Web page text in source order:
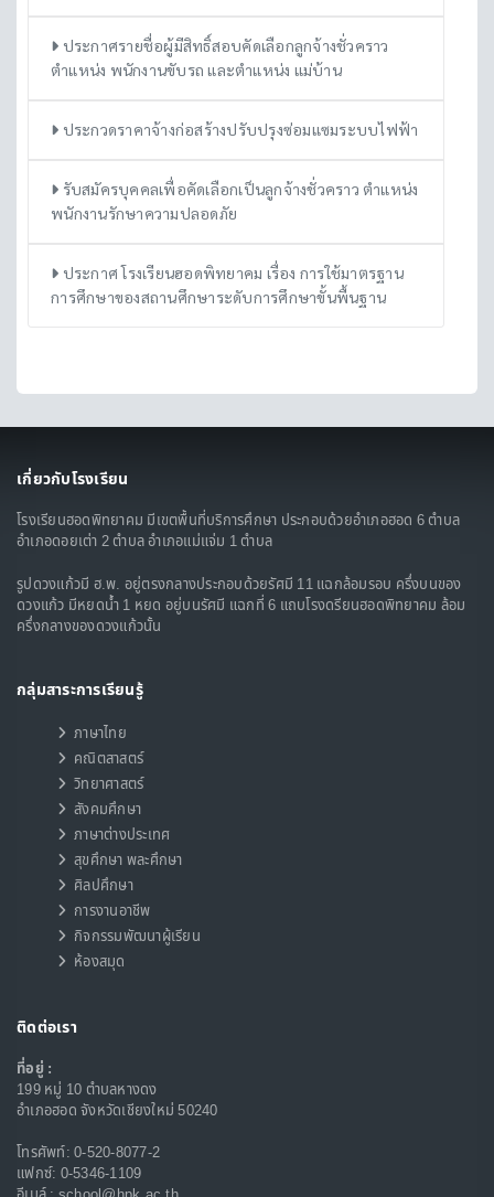
ประกาศรายชื่อผู้มีสิทธิ์สอบคัดเลือกลูกจ้างชั่วคราว
ตำแหน่ง พนักงานขับรถ และตำแหน่ง แม่บ้าน
ประกวดราคาจ้างก่อสร้างปรับปรุงซ่อมแซมระบบไฟฟ้า
รับสมัครบุคคลเพื่อคัดเลือกเป็นลูกจ้างชั่วคราว ตำแหน่ง
พนักงานรักษาความปลอดภัย
ประกาศ โรงเรียนฮอดพิทยาคม เรื่อง การใช้มาตรฐาน
การศึกษาของสถานศึกษาระดับการศึกษาขั้นพื้นฐาน
เกี่ยวกับโรงเรียน
โรงเรียนฮอดพิทยาคม มีเขตพื้นที่บริการศึกษา ประกอบด้วยอำเภอฮอด 6 ตำบล
อำเภอดอยเต่า 2 ตำบล อำเภอแม่แจ่ม 1 ตำบล
รูปดวงแก้วมี ฮ.พ. อยู่ตรงกลางประกอบด้วยรัศมี 11 แฉกล้อมรอบ ครึ่งบนของ
ดวงแก้ว มีหยดน้ำ 1 หยด อยู่บนรัศมี แฉกที่ 6 แถบโรงดรียนฮอดพิทยาคม ล้อม
ครึ่งกลางของดวงแก้วนั้น
กลุ่มสาระการเรียนรู้
ภาษาไทย
คณิตสาสตร์
วิทยาศาสตร์
สังคมศึกษา
ภาษาต่างประเทศ
สุขศึกษา พละศึกษา
ศิลปศึกษา
การงานอาชีพ
กิจกรรมพัฒนาผู้เรียน
ห้องสมุด
ติดต่อเรา
ที่อยู่ :
199 หมู่ 10 ตำบลหางดง
อำเภอฮอด จังหวัดเชียงใหม่ 50240
โทรศัพท์: 0-520-8077-2
แฟกซ์: 0-5346-1109